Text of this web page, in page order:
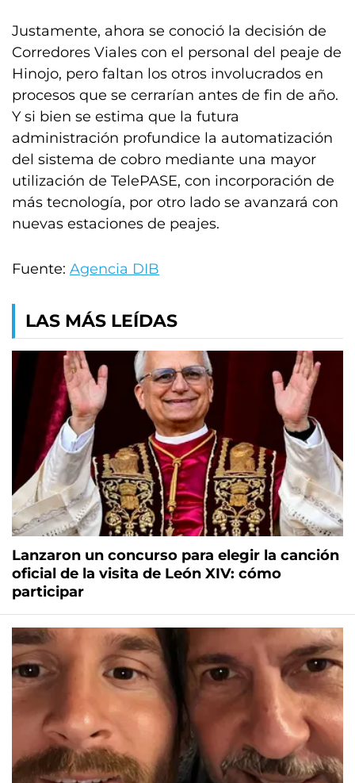
Justamente, ahora se conoció la decisión de
Corredores Viales con el personal del peaje de
Hinojo, pero faltan los otros involucrados en
procesos que se cerrarían antes de fin de año.
Y si bien se estima que la futura
administración profundice la automatización
del sistema de cobro mediante una mayor
utilización de TelePASE, con incorporación de
más tecnología, por otro lado se avanzará con
nuevas estaciones de peajes.
Fuente: Agencia DIB
LAS MÁS LEÍDAS
Lanzaron un concurso para elegir la canción
oficial de la visita de León XIV: cómo
participar